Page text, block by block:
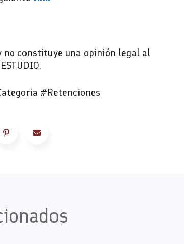
no constituye una opinión legal al
#Retenciones